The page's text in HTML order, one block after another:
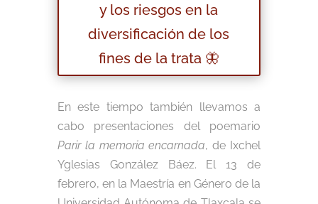
y los riesgos en la
diversificación de los
fines de la trata 🦋
En este tiempo también llevamos a
cabo presentaciones del poemario
Parir la memoria encarnada, de Ixchel
Yglesias González Báez. El 13 de
febrero, en la Maestría en Género de la